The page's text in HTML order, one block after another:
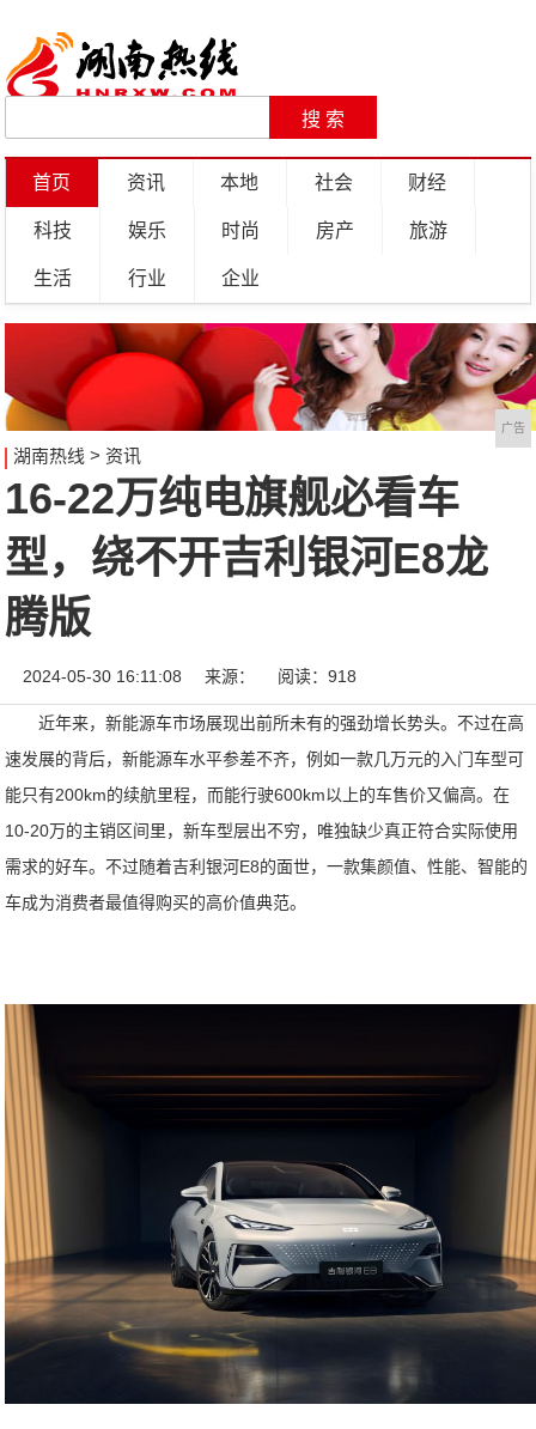
首页 资讯 本地 社会 财经
科技 娱乐 时尚 房产 旅游
生活 行业 企业
广告
湖南热线 > 资讯
16-22万纯电旗舰必看车
型，绕不开吉利银河E8龙
腾版
2024-05-30 16:11:08 来源： 阅读：918
近年来，新能源车市场展现出前所未有的强劲增长势头。不过在高
速发展的背后，新能源车水平参差不齐，例如一款几万元的入门车型可
能只有200km的续航里程，而能行驶600km以上的车售价又偏高。在
10-20万的主销区间里，新车型层出不穷，唯独缺少真正符合实际使用
需求的好车。不过随着吉利银河E8的面世，一款集颜值、性能、智能的
车成为消费者最值得购买的高价值典范。